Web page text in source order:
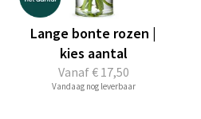
Vanaf€ 17,50
Lange bonte rozen |
kies aantal
Vandaag nog leverbaar